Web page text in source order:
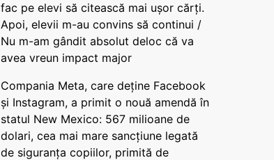
fac pe elevi să citească mai ușor cărți.
Apoi, elevii m-au convins să continui /
Nu m-am gândit absolut deloc că va
avea vreun impact major
Compania Meta, care deține Facebook
și Instagram, a primit o nouă amendă în
statul New Mexico: 567 milioane de
dolari, cea mai mare sancțiune legată
de siguranța copiilor, primită de